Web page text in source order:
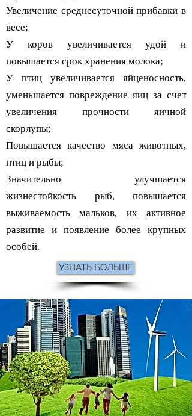
Увеличение среднесуточной прибавки в
весе;
У коров увеличивается удой и
повышается срок хранения молока;
У птиц увеличивается яйценосность,
уменьшается повреждение яиц за счет
увеличения прочности яичной
скорлупы;
Повышается качество мяса животных,
птиц и рыбы;
Значительно улучшается
жизнестойкость рыб, повышается
выживаемость мальков, их активное
развитие и появление более крупных
особей.
УЗНАТЬ БОЛЬШЕ